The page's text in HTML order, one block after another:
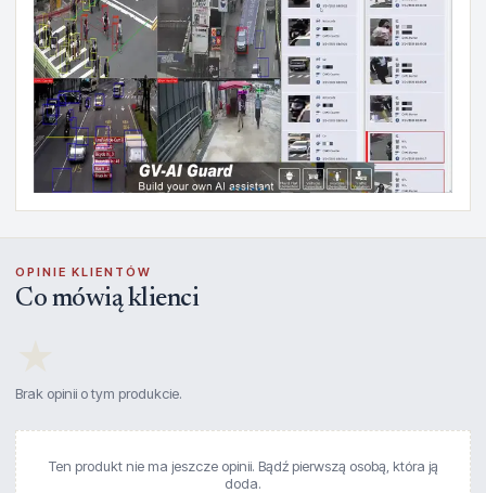
OPINIE KLIENTÓW
Co mówią klienci
Brak opinii o tym produkcie.
Ten produkt nie ma jeszcze opinii. Bądź pierwszą osobą, która ją
doda.